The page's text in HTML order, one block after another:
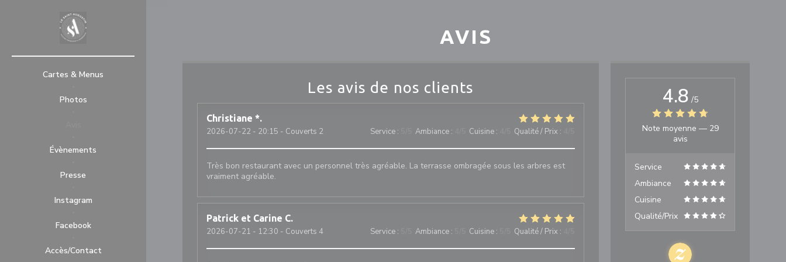
Cartes & Menus
Photos
Évènements
Presse
Instagram((ouvre une nouvelle fenêtre))
Facebook((ouvre une nouvelle fenêtre))
Accès/Contact
AVIS
Les avis de nos clients
Christiane *
2026-07-22 - 20:15 - Couverts 2 Service : Ambiance : Cuisine : Qualité / Prix :
Très bon restaurant avec un personnel très agréable. La terrasse ombragée sous les arbres est
vraiment agréable.
Patrick et Carine C
2026-07-21 - 12:30 - Couverts 4 Service : Ambiance : Cuisine : Qualité / Prix :
4.8 /5
Note moyenne — 29
avis
Service
Ambiance
Cuisine
Qualité/Prix